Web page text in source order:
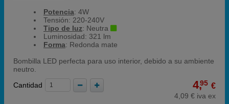
Potencia: 4W
Tensión: 220-240V
Tipo de luz: Neutra
Luminosidad: 321 lm
Forma: Redonda mate
Bombilla LED perfecta para uso interior, debido a su ambiente
neutro.
Cantidad
4,95 €
4,09 € iva ex